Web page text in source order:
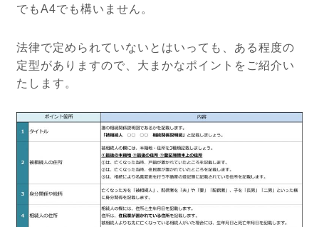
でもA4でも構いません。
法律で定められていないとはいっても、ある程度の
定型がありますので、大まかなポイントをご紹介い
たします。